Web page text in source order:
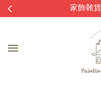
家飾雜